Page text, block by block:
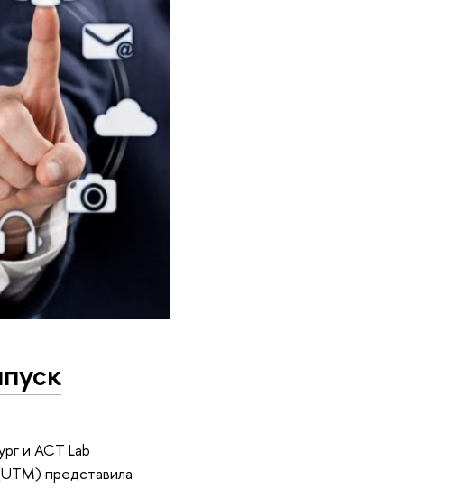
и ACT Lab
представила